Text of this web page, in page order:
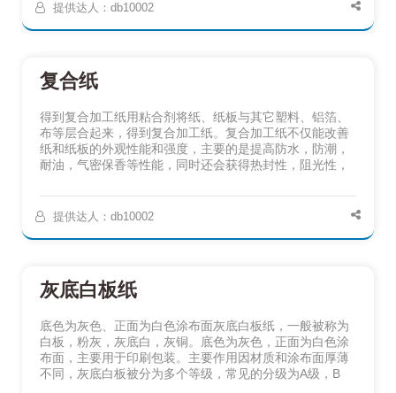
提供达人：db10002
复合纸
得到复合加工纸用粘合剂将纸、纸板与其它塑料、铝箔、
布等层合起来，得到复合加工纸。复合加工纸不仅能改善
纸和纸板的外观性能和强度，主要的是提高防水，防潮，
耐油，气密保香等性能，同时还会获得热封性，阻光性，
提供达人：db10002
灰底白板纸
底色为灰色、正面为白色涂布面灰底白板纸，一般被称为
白板，粉灰，灰底白，灰铜。底色为灰色，正面为白色涂
布面，主要用于印刷包装。主要作用因材质和涂布面厚薄
不同，灰底白板被分为多个等级，常见的分级为A级，B